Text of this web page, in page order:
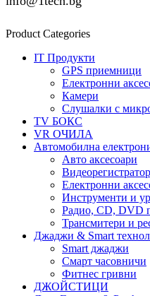
Product Categories
IT Продукти
GPS приемници
Електронни
Камери
Слушалки с
TV БОКС
VR ОЧИЛА
Автомобилна
Авто аксесоари
Електронни
Инструменти и
Радио, CD, DVD
Трансмитери и
Джаджи & Smart
Smart джаджи
Смарт часовничи
Фитнес гривни
ДЖОЙСТИЦИ